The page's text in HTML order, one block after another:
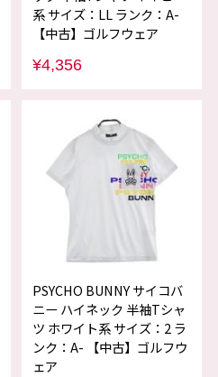
系 サイズ：LL ランク：A-
【中古】ゴルフウェア
¥4,356
PSYCHO BUNNY サイコバ
ニー ハイネック 半袖Tシャ
ツ ホワイト系 サイズ：2 ラ
ンク：A- 【中古】ゴルフウ
ェア